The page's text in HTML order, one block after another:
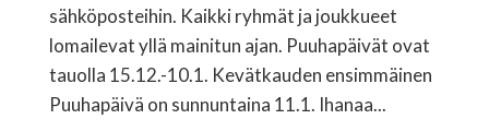
sähköposteihin. Kaikki ryhmät ja joukkueet
lomailevat yllä mainitun ajan. Puuhapäivät ovat
tauolla 15.12.-10.1. Kevätkauden ensimmäinen
Puuhapäivä on sunnuntaina 11.1. Ihanaa...